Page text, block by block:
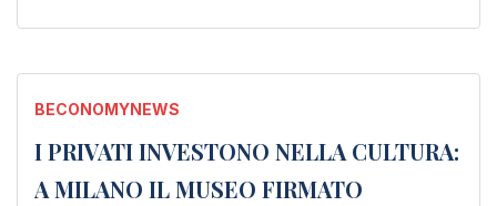
BECONOMYNEWS
I PRIVATI INVESTONO NELLA CULTURA:
A MILANO IL MUSEO FIRMATO